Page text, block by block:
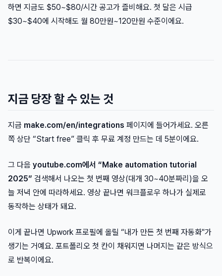
하면 지금도 $50~$80/시간 공고가 즐비해요. 첫 달은 시급
$30~$40에 시작해도 월 80만원~120만원 수준이에요.
지금 당장 할 수 있는 것
지금 make.com/en/integrations 페이지에 들어가세요. 오른
쪽 상단 “Start free” 클릭 후 무료 계정 만드는 데 5분이에요.
그 다음 youtube.com에서 “Make automation tutorial
2025” 검색해서 나오는 첫 번째 영상(대개 30~40분짜리)을 오
늘 저녁 안에 따라하세요. 영상 끝나면 워크플로우 하나가 실제로
동작하는 상태가 돼요.
이게 끝나면 Upwork 프로필에 올릴 “내가 만든 첫 번째 자동화"가
생기는 거예요. 포트폴리오 첫 칸이 채워지면 나머지는 같은 방식으
로 반복이에요.